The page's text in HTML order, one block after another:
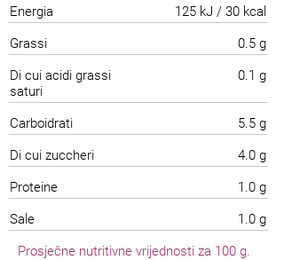
Energia
125 kJ / 30 kcal
Grassi
0.5 g
Di cui acidi grassi
saturi
0.1 g
Carboidrati
5.5 g
Di cui zuccheri
4.0 g
Proteine
1.0 g
Sale
1.0 g
Prosječne nutritivne vrijednosti za 100 g.